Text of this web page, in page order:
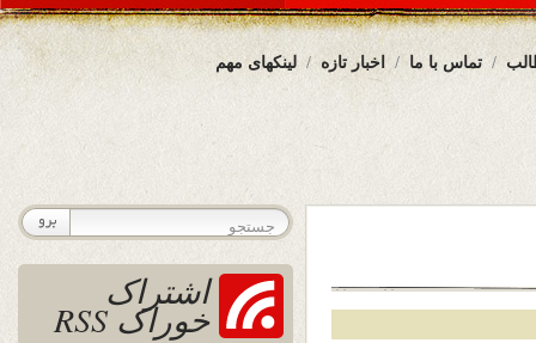
لینکهای مهم اخبار تازه تماس با ما
اشتراک
خوراک RSS